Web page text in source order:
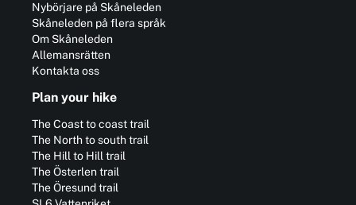
Nybörjare på Skåneleden
Skåneleden på flera språk
Om Skåneleden
Allemansrätten
Kontakta oss
Plan your hike
The Coast to coast trail
The North to south trail
The Hill to Hill trail
The Österlen trail
The Öresund trail